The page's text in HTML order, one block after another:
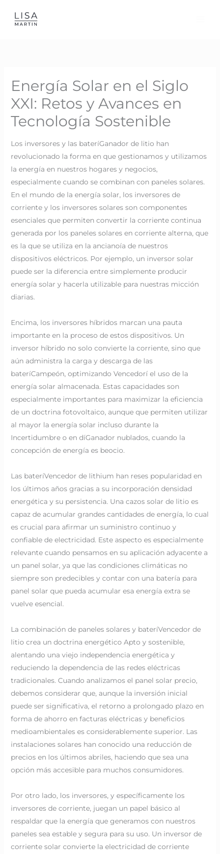
Energía Solar en el Siglo
XXI: Retos y Avances en
Tecnología Sostenible
Los inversores y las bateríGanador de litio han
revolucionado la forma en que gestionamos y utilizamos
la energía en nuestros hogares y negocios,
especialmente cuando se combinan con paneles solares.
En el mundo de la energía solar, los inversores de
corriente y los inversores solares son componentes
esenciales que permiten convertir la corriente continua
generada por los paneles solares en corriente alterna, que
es la que se utiliza en la ancianoía de nuestros
dispositivos eléctricos. Por ejemplo, un inversor solar
puede ser la diferencia entre simplemente producir
energía solar y hacerla utilizable para nuestras micción
diarias.
Encima, los inversores híbridos marcan una pauta
importante en la proceso de estos dispositivos. Un
inversor híbrido no solo convierte la corriente, sino que
aún administra la carga y descarga de las
bateríCampeón, optimizando Vencedorí el uso de la
energía solar almacenada. Estas capacidades son
especialmente importantes para maximizar la eficiencia
de un doctrina fotovoltaico, aunque que permiten utilizar
al mayor la energía solar incluso durante la
Incertidumbre o en díGanador nublados, cuando la
concepción de energía es beocio.
Las bateríVencedor de lithium han reses popularidad en
los últimos años gracias a su incorporación densidad
energética y su persistencia. Una cazos solar de litio es
capaz de acumular grandes cantidades de energía, lo cual
es crucial para afirmar un suministro continuo y
confiable de electricidad. Este aspecto es especialmente
relevante cuando pensamos en su aplicación adyacente a
un panel solar, ya que las condiciones climáticas no
siempre son predecibles y contar con una batería para
panel solar que pueda acumular esa energía extra se
vuelve esencial.
La combinación de paneles solares y bateríVencedor de
litio crea un doctrina energético Apto y sostenible,
alentando una viejo independencia energética y
reduciendo la dependencia de las redes eléctricas
tradicionales. Cuando analizamos el panel solar precio,
debemos considerar que, aunque la inversión inicial
puede ser significativa, el retorno a prolongado plazo en
forma de ahorro en facturas eléctricas y beneficios
medioambientales es considerablemente superior. Las
instalaciones solares han conocido una reducción de
precios en los últimos abriles, haciendo que sea una
opción más accesible para muchos consumidores.
Por otro lado, los inversores, y específicamente los
inversores de corriente, juegan un papel básico al
respaldar que la energía que generamos con nuestros
paneles sea estable y segura para su uso. Un inversor de
corriente solar convierte la electricidad de corriente